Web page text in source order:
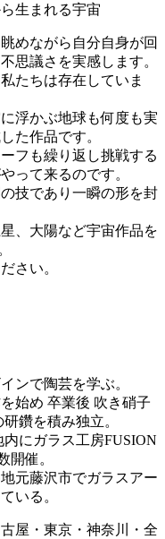
生まれる宇宙
めながら自分自身が回
思議さを実感します。
たちは存在していま
浮かぶ地球も何度も実
た作品です。
フも繰り返し挑戦する
って来るのです。
技であり一瞬の形を封
、大陽など宇宙作品を
さい。
ンで陶芸を学ぶ。
始め 卒業後 吹き硝子
鑽を積み独立。
にガラス工房FUSION
開催。
元藤沢市でガラスアー
いる。
屋・東京・神奈川・全